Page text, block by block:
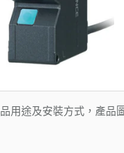
用途及安裝方式，產品